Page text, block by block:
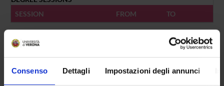
Consenso Dettagli Impostazioni degli annunci
SESSION
FROM TO
HOLIDAYS